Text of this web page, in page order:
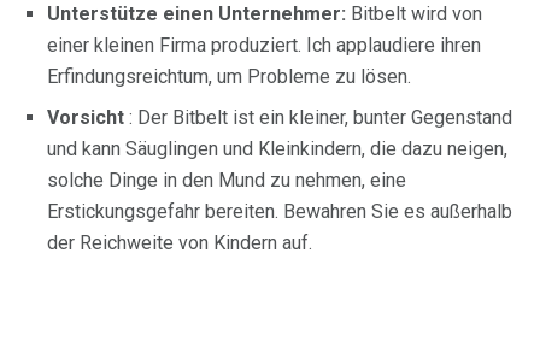
Unterstütze einen Unternehmer: Bitbelt wird von
einer kleinen Firma produziert. Ich applaudiere ihren
Erfindungsreichtum, um Probleme zu lösen.
Vorsicht : Der Bitbelt ist ein kleiner, bunter Gegenstand
und kann Säuglingen und Kleinkindern, die dazu neigen,
solche Dinge in den Mund zu nehmen, eine
Erstickungsgefahr bereiten. Bewahren Sie es außerhalb
der Reichweite von Kindern auf.